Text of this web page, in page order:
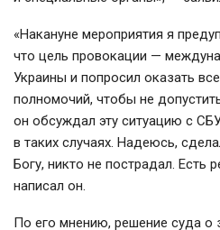
«Накануне мероприятия я
что цель провокации —
Украины и попросил оказать
полномочий, чтобы не
он обсуждал эту ситуацию с
в таких случаях. Надеюсь,
Богу, никто не пострадал. Есть
написал он.
По его мнению, решение суда о